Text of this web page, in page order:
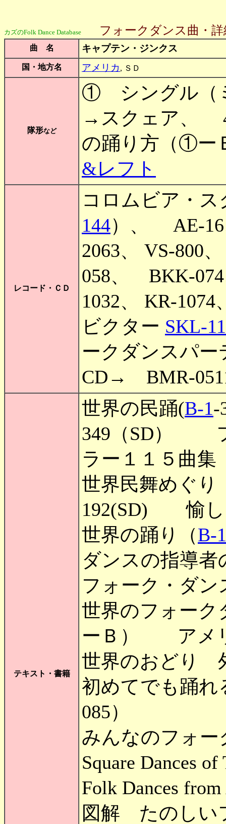
カズのFolk Dance Database フォークダンス曲・詳
曲 名 キャプテン・ジンクス
国・地方名 アメリカ , ＳＤ
隊形など
① シングル（
→スクェア、
の踊り方（①
&レフト
レコード・ＣＤ
コロムビア・
144）、 AE-16
2063、 VS-800
058、 BKK-
1032、 KR-1074
ビクター SKL-
ークダンスパー
CD→ BMR-
テキスト・書籍
世界の民踊(B-1-
349（SD） フ
ラー１１５曲集
世界民舞めぐり
192(SD) 愉し
世界の踊り（B-
ダンスの指導
フォーク・ダ
世界のフォーク
ーＢ） アメ
世界のおどり
初めてでも踊れ
085）
みんなのフォー
Square Dances of
Folk Dances
図解 たのしい